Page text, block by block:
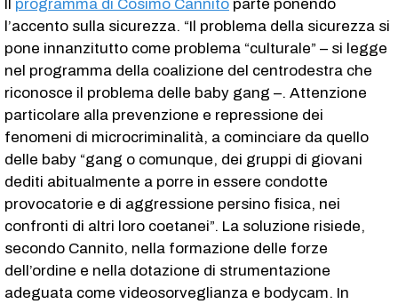
Il programma di Cosimo Cannito parte ponendo
l’accento sulla sicurezza. “Il problema della sicurezza si
pone innanzitutto come problema “culturale” – si legge
nel programma della coalizione del centrodestra che
riconosce il problema delle baby gang –. Attenzione
particolare alla prevenzione e repressione dei
fenomeni di microcriminalità, a cominciare da quello
delle baby “gang o comunque, dei gruppi di giovani
dediti abitualmente a porre in essere condotte
provocatorie e di aggressione persino fisica, nei
confronti di altri loro coetanei”. La soluzione risiede,
secondo Cannito, nella formazione delle forze
dell’ordine e nella dotazione di strumentazione
adeguata come videosorveglianza e bodycam. In